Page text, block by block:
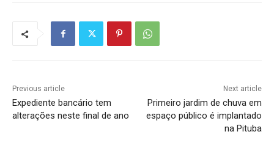
Previous article
Expediente bancário tem
alterações neste final de ano
Next article
Primeiro jardim de chuva em
espaço público é implantado
na Pituba